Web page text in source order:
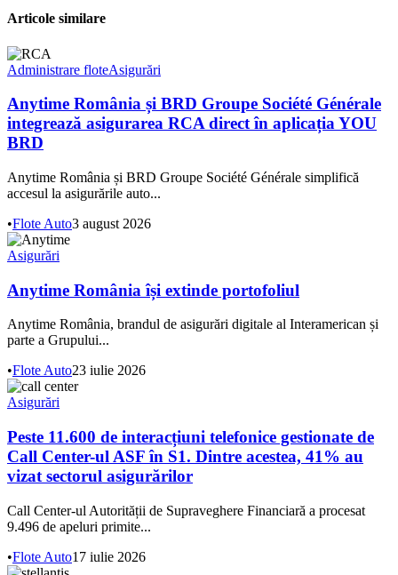
Articole similare
Administrare floteAsigurări
Anytime România și BRD Groupe Société Générale
integrează asigurarea RCA direct în aplicația YOU
BRD
Anytime România și BRD Groupe Société Générale simplifică
accesul la asigurările auto...
•Flote Auto3 august 2026
Asigurări
Anytime România își extinde portofoliul
Anytime România, brandul de asigurări digitale al Interamerican și
parte a Grupului...
•Flote Auto23 iulie 2026
Asigurări
Peste 11.600 de interacțiuni telefonice gestionate de
Call Center-ul ASF în S1. Dintre acestea, 41% au
vizat sectorul asigurărilor
Call Center-ul Autorității de Supraveghere Financiară a procesat
9.496 de apeluri primite...
•Flote Auto17 iulie 2026